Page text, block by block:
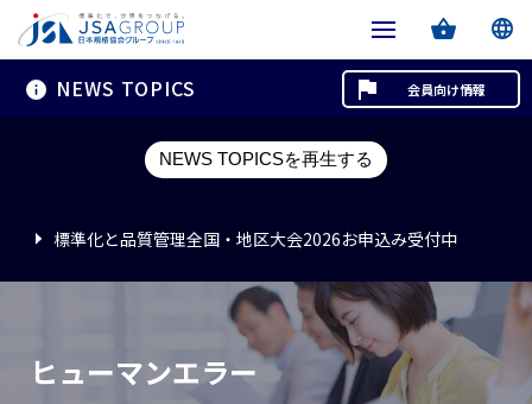
NEWS TOPICS
NEWS TOPICSを再生する
標準化と品質管理全国・地区大会2026お申込み受付中
標準化と品質管理全国・地区大会2026お申込み受付中
標準化と品質管理全国・地区大会2026お申込み受付中
会員向け情報
ヒューマンエラー